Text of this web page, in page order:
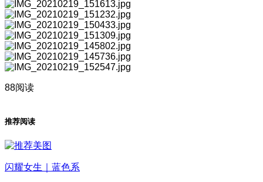
88阅读
推荐阅读
闪耀女生｜蓝色系